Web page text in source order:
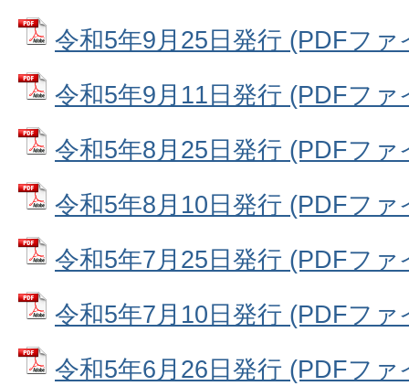
令和5年9月25日発行 (PDFファ
令和5年9月11日発行 (PDFファ
令和5年8月25日発行 (PDFファ
令和5年8月10日発行 (PDFファ
令和5年7月25日発行 (PDFファ
令和5年7月10日発行 (PDFファ
令和5年6月26日発行 (PDFファ